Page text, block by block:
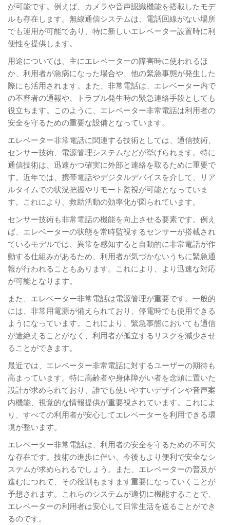
が可能です。例えば、カメラや音声認識機能を搭載したモデ
ルも存在します。無線通信システムは、電話回線がない場所
でも運用が可能であり、特に新しいエレベーター設置時に利
便性を提供します。
用途については、主にエレベーターの障害時に使われるほ
か、利用者が急病になった場合や、他の緊急事態が発生した
際にも活用されます。また、非常電話は、エレベーター内で
の不審者の通報や、トラブル発生時の緊急連絡手段としても
役立ちます。このように、エレベーター非常電話は利用者の
安全を守るための重要な設備となっています。
エレベーター非常電話に関連する技術としては、通信技術、
センサー技術、電源管理システムなどが挙げられます。特に
通信技術は、迅速かつ確実に外部と連絡を取るために重要で
す。近年では、携帯電話やデジタルデバイスを介して、リア
ルタイムでの状況把握やリモート監視が可能となっていま
す。これにより、救助活動の効率化が図られています。
センサー技術も非常電話の機能を向上させる要素です。例え
ば、エレベーターの状態を常時監視するセンサーが搭載され
ているモデルでは、異常を感知すると自動的に非常電話が作
動する仕組みがあるため、利用者が気づかないうちに緊急通
報が行われることもあります。これにより、より迅速な対応
が可能となります。
また、エレベーター非常電話は電源管理が重要です。一般的
には、非常用電源が備えられており、停電時でも使用できる
ようになっています。これにより、緊急事態においても通信
が途絶えることがなく、利用者が孤立するリスクを減少させ
ることができます。
最近では、エレベーター非常電話に対するユーザーの期待も
高まっています。特に高齢者や身体障がい者を念頭に置いた
設計が求められており、誰でも使いやすいデザインや音声案
内機能、視覚的な情報提供が重要視されています。これによ
り、すべての利用者が安心してエレベーターを利用できる環
境が整います。
エレベーター非常電話は、利用者の安全を守るための不可欠
な存在です。技術の進歩に伴い、今後もより便利で安全なシ
ステムが求められるでしょう。また、エレベーターの普及が
進むにつれて、その役割もますます重要になっていくことが
予想されます。これらのシステムが適切に機能することで、
エレベーターの利用者は安心して日常生活を送ることができ
るのです。